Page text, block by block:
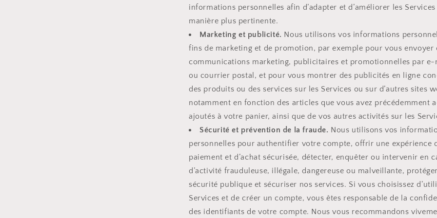
informations personnelles afin d’adapter et d’améliorer les Services
manière plus pertinente.
Marketing et publicité. Nous utilisons vos informations
fins de marketing et de promotion, par exemple pour vous envoyer
communications marketing, publicitaires et promotionnelles par e-
ou courrier postal, et pour vous montrer des publicités en ligne
des produits ou des services sur les Services ou sur d’autres sites
notamment en fonction des articles que vous avez précédemment
ajoutés à votre panier, ainsi que de vos autres activités sur les
Sécurité et prévention de la fraude. Nous utilisons vos
personnelles pour authentifier votre compte, offrir une expérience
paiement et d’achat sécurisée, détecter, enquêter ou intervenir en
d’activité frauduleuse, illégale, dangereuse ou malveillante,
sécurité publique et sécuriser nos services. Si vous choisissez
Services et de créer un compte, vous êtes responsable de la
des identifiants de votre compte. Nous vous recommandons